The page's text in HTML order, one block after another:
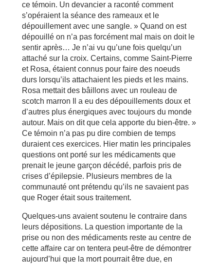
ce témoin. Un devancier a raconté comment
s’opéraient la séance des rameaux et le
dépouillement avec une sangle. » Quand on est
dépouillé on n’a pas forcément mal mais on doit le
sentir après… Je n’ai vu qu’une fois quelqu’un
attaché sur la croix. Certains, comme Saint-Pierre
et Rosa, étaient connus pour faire des noeuds
durs lorsqu’ils attachaient les pieds et les mains.
Rosa mettait des bâillons avec un rouleau de
scotch marron Il a eu des dépouillements doux et
d’autres plus énergiques avec toujours du monde
autour. Mais on dit que cela apporte du bien-être. »
Ce témoin n’a pas pu dire combien de temps
duraient ces exercices. Hier matin les principales
questions ont porté sur les médicaments que
prenait le jeune garçon décédé, parfois pris de
crises d’épilepsie. Plusieurs membres de la
communauté ont prétendu qu’ils ne savaient pas
que Roger était sous traitement.
Quelques-uns avaient soutenu le contraire dans
leurs dépositions. La question importante de la
prise ou non des médicaments reste au centre de
cette affaire car on tentera peut-être de démontrer
aujourd’hui que la mort pourrait être due, en